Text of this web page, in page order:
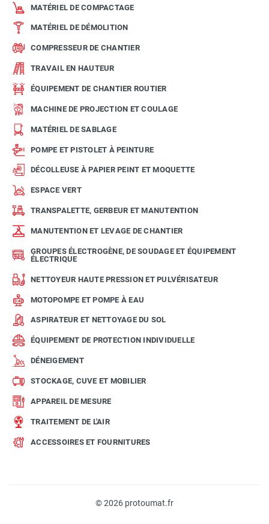
MATÉRIEL DE COMPACTAGE
MATÉRIEL DE DÉMOLITION
COMPRESSEUR DE CHANTIER
TRAVAIL EN HAUTEUR
ÉQUIPEMENT DE CHANTIER ROUTIER
MACHINE DE PROJECTION ET COULAGE
MATÉRIEL DE SABLAGE
POMPE ET PISTOLET À PEINTURE
DÉCOLLEUSE À PAPIER PEINT ET MOQUETTE
ESPACE VERT
TRANSPALETTE, GERBEUR ET MANUTENTION
MANUTENTION ET LEVAGE DE CHANTIER
GROUPES ÉLECTROGÈNE, DE SOUDAGE ET ÉQUIPEMENT
ÉLECTRIQUE
NETTOYEUR HAUTE PRESSION ET PULVÉRISATEUR
MOTOPOMPE ET POMPE À EAU
ASPIRATEUR ET NETTOYAGE DU SOL
ÉQUIPEMENT DE PROTECTION INDIVIDUELLE
DÉNEIGEMENT
STOCKAGE, CUVE ET MOBILIER
APPAREIL DE MESURE
TRAITEMENT DE L'AIR
ACCESSOIRES ET FOURNITURES
© 2026 protoumat.fr